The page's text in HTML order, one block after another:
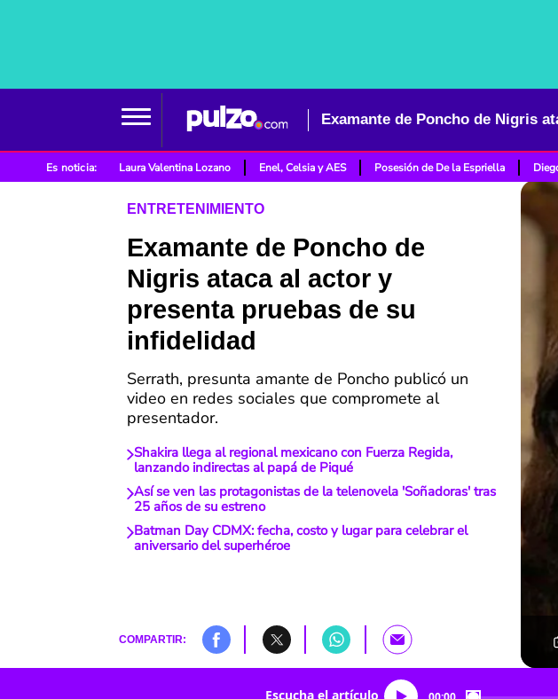
Examante de Poncho de Nigris
Es noticia: Laura Valentina Lozano Enel, Celsia y AES Posesión de De la Espriella
ENTRETENIMIENTO
Examante de Poncho de
Nigris ataca al actor y
presenta pruebas de su
infidelidad
Serrath, presunta amante de Poncho publicó un
video en redes sociales que compromete al
presentador.
Shakira llega al regional mexicano con Fuerza Regida,
lanzando indirectas al papá de Piqué
Así se ven las protagonistas de la telenovela 'Soñadoras' tras
25 años de su estreno
Batman Day CDMX: fecha, costo y lugar para celebrar el
aniversario del superhéroe
COMPARTIR:
Escucha el artículo